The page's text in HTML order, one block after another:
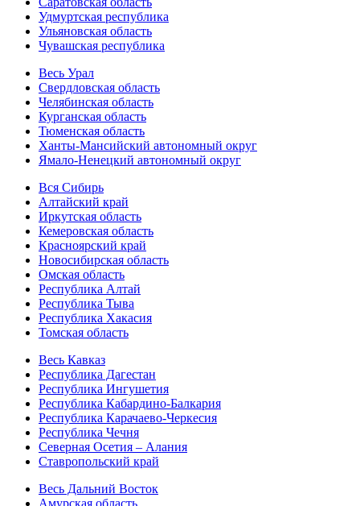
Удмуртская республика
Ульяновская область
Чувашская республика
Весь Урал
Свердловская область
Челябинская область
Курганская область
Тюменская область
Ханты-Мансийский автономный округ
Ямало-Ненецкий автономный округ
Вся Сибирь
Алтайский край
Иркутская область
Кемеровская область
Красноярский край
Новосибирская область
Омская область
Республика Алтай
Республика Тыва
Республика Хакасия
Томская область
Весь Кавказ
Республика Дагестан
Республика Ингушетия
Республика Кабардино-Балкария
Республика Карачаево-Черкесия
Республика Чечня
Северная Осетия – Алания
Ставропольский край
Весь Дальний Восток
Амурская область